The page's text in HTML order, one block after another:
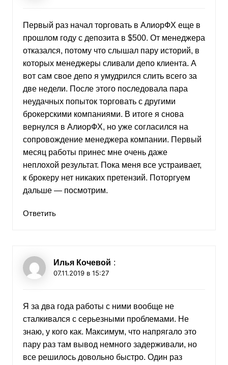
Первый раз начал торговать в АлиорФХ еще в
прошлом году с депозита в $500. От менеджера
отказался, потому что слышал пару историй, в
которых менеджеры сливали депо клиента. А
вот сам свое депо я умудрился слить всего за
две недели. После этого последовала пара
неудачных попыток торговать с другими
брокерскими компаниями. В итоге я снова
вернулся в АлиорФХ, но уже согласился на
сопровождение менеджера компании. Первый
месяц работы принес мне очень даже
неплохой результат. Пока меня все устраивает,
к брокеру нет никаких претензий. Поторгуем
дальше — посмотрим.
Ответить
Илья Кочевой :
07.11.2019 в 15:27
Я за два года работы с ними вообще не
сталкивался с серьезными проблемами. Не
знаю, у кого как. Максимум, что напрягало это
пару раз там вывод немного задерживали, но
все решилось довольно быстро. Один раз